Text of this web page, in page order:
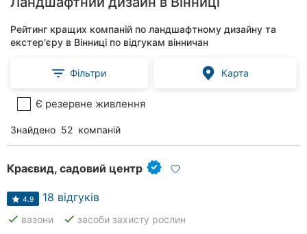
Рейтинг кращих компаній по ландшафтному дизайну та
екстер'єру в Вінниці по відгукам вінничан
Фільтри Карта
Є резервне живлення
Знайдено 52 компаній
Краєвид, садовий центр
4.9 18 відгуків
done вазони done засоби захисту рослин